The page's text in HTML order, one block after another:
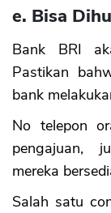
e. Bisa
Bank BRI
Pastikan
bank
No telepon
pengajuan,
mereka
Salah satu